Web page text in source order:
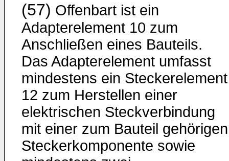
(57) Offenbart ist ein
Adapterelement 10 zum
Anschließen eines Bauteils.
Das Adapterelement umfasst
mindestens ein Steckerelement
12 zum Herstellen einer
elektrischen Steckverbindung
mit einer zum Bauteil gehörigen
Steckerkomponente sowie